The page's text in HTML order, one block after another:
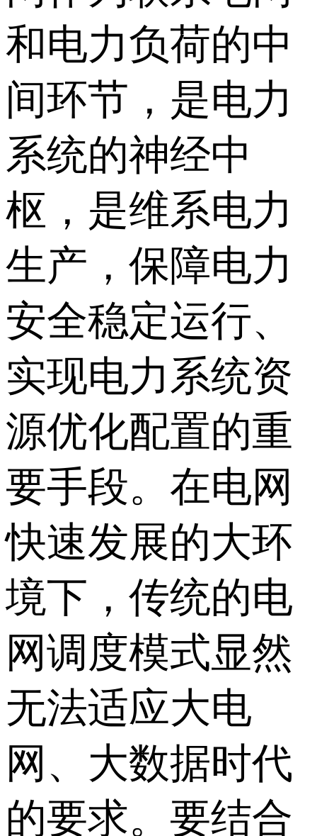
和电力负荷的中
间环节，是电力
系统的神经中
枢，是维系电力
生产，保障电力
安全稳定运行、
实现电力系统资
源优化配置的重
要手段。在电网
快速发展的大环
境下，传统的电
网调度模式显然
无法适应大电
网、大数据时代
的要求。要结合